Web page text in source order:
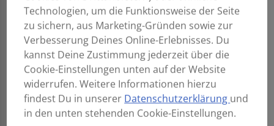
IONA BY LARRIVEE
LU-04 Sopran
Ukulele
Fichte/Exotic
IONA BY LARRIVEE
LU-06 Tenor
Ukulele Ebenholz
309,00€
Technologien, um die Funktionsweise der Seite
zu sichern, aus Marketing-Gründen sowie zur
Verbesserung Deines Online-Erlebnisses. Du
kannst Deine Zustimmung jederzeit über die
Cookie-Einstellungen unten auf der Website
widerrufen. Weitere Informationen hierzu
findest Du in unserer Datenschutzerklärung und
in den unten stehenden Cookie-Einstellungen.